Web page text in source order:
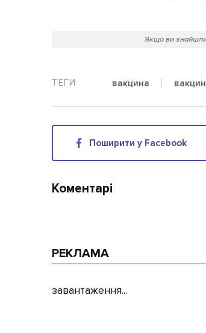
Якщо ви знайшли
вакцина
Поширити у Facebook
Коментарі
РЕКЛАМА
завантаження...